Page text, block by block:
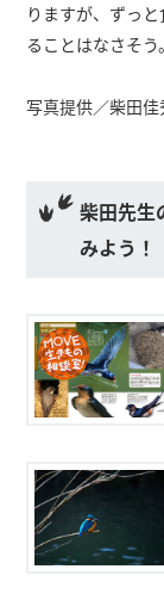
りますが、ずっ
ることはなさそう
写真提供／柴田佳
柴田先生
みよう！